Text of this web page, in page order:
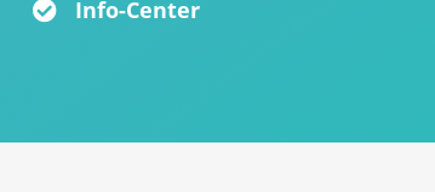
Info-Center